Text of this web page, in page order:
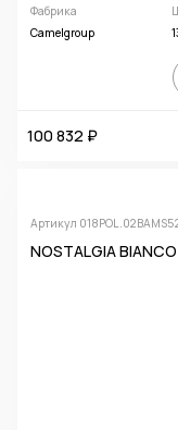
Фабрика
Camelgroup
100 832 ₽
Артикул
NOSTALGIA